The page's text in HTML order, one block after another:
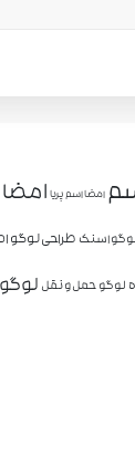
امضا اسم پریا
اسنک طراحی لوگو
لوگو حمل و نقل